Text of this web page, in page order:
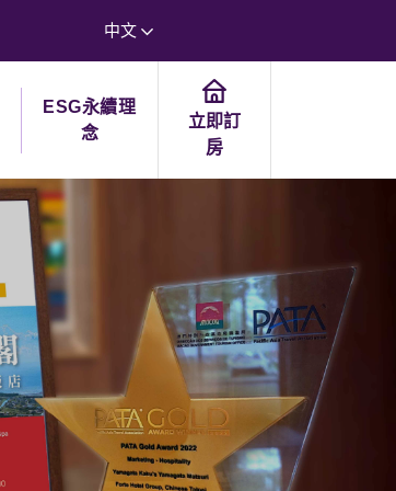
中文
ESG永續理
念
立即訂
房